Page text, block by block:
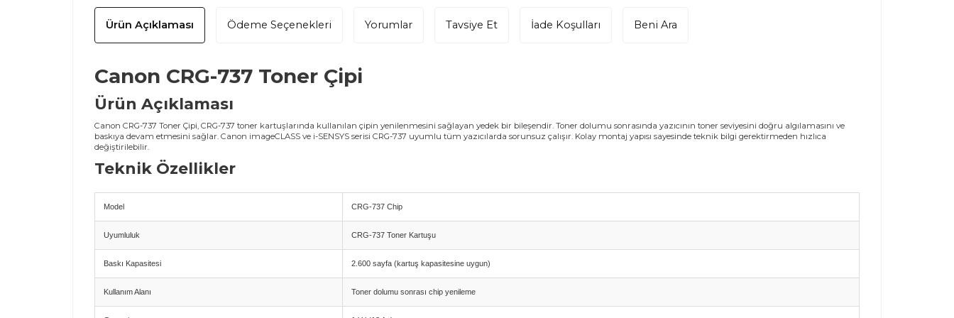
Ürün Açıklaması Ödeme Seçenekleri Yorumlar Tavsiye Et İade Koşulları Beni Ara
Canon CRG-737 Toner Çipi
Ürün Açıklaması
Canon CRG-737 Toner Çipi, CRG-737 toner kartuşlarında kullanılan çipin yenilenmesini sağlayan yedek bir bileşendir. Toner dolumu sonrasında yazıcının toner seviyesini doğru algılamasını ve
baskıya devam etmesini sağlar. Canon imageCLASS ve i-SENSYS serisi CRG-737 uyumlu tüm yazıcılarda sorunsuz çalışır. Kolay montaj yapısı sayesinde teknik bilgi gerektirmeden hızlıca
değiştirilebilir.
Teknik Özellikler
Model CRG-737 Chip
Uyumluluk CRG-737 Toner Kartuşu
Baskı Kapasitesi 2.600 sayfa (kartuş kapasitesine uygun)
Kullanım Alanı Toner dolumu sonrası chip yenileme